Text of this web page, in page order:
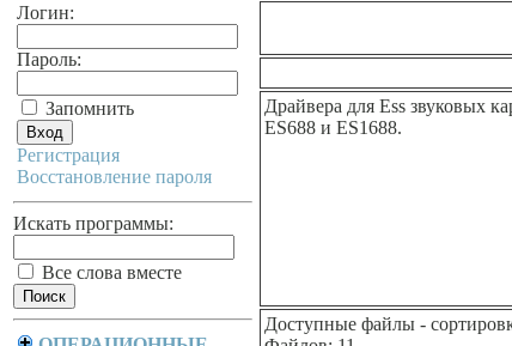
Логин:
Пароль:
Запомнить
Регистрация
Восстановление пароля
Искать программы:
Все слова вместе
Драйвера для Ess звуковых
ES688 и ES1688.
Доступные файлы -